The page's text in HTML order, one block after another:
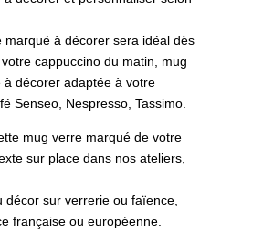
marqué à décorer sera idéal dès
cappuccino du matin, mug
à décorer adaptée à votre
Senseo, Nespresso, Tassimo.
mug verre marqué de votre
sur place dans nos ateliers,
décor sur verrerie ou faïence,
française ou européenne.